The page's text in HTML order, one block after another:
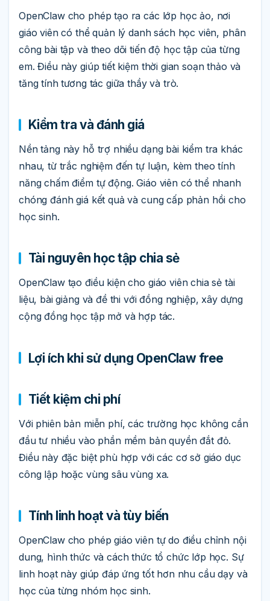
OpenClaw cho phép tạo ra các lớp học ảo, nơi
giáo viên có thể quản lý danh sách học viên, phân
công bài tập và theo dõi tiến độ học tập của từng
em. Điều này giúp tiết kiệm thời gian soạn thảo và
tăng tính tương tác giữa thầy và trò.
Kiểm tra và đánh giá
Nền tảng này hỗ trợ nhiều dạng bài kiểm tra khác
nhau, từ trắc nghiệm đến tự luận, kèm theo tính
năng chấm điểm tự động. Giáo viên có thể nhanh
chóng đánh giá kết quả và cung cấp phản hồi cho
học sinh.
Tài nguyên học tập chia sẻ
OpenClaw tạo điều kiện cho giáo viên chia sẻ tài
liệu, bài giảng và đề thi với đồng nghiệp, xây dựng
cộng đồng học tập mở và hợp tác.
Lợi ích khi sử dụng OpenClaw free
Tiết kiệm chi phí
Với phiên bản miễn phí, các trường học không cần
đầu tư nhiều vào phần mềm bản quyền đắt đỏ.
Điều này đặc biệt phù hợp với các cơ sở giáo dục
công lập hoặc vùng sâu vùng xa.
Tính linh hoạt và tùy biến
OpenClaw cho phép giáo viên tự do điều chỉnh nội
dung, hình thức và cách thức tổ chức lớp học. Sự
linh hoạt này giúp đáp ứng tốt hơn nhu cầu dạy và
học của từng nhóm học sinh.